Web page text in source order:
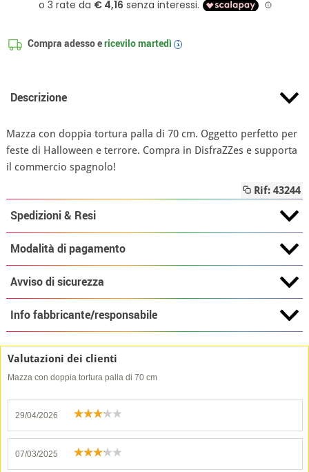
Compra adesso ericevilomartedì i
Descrizione
Mazza con doppia tortura palla di 70 cm. Oggetto perfetto per
feste di Halloween e terrore. Compra in DisfraZZes e supporta
il commercio spagnolo!
Rif: 43244
Spedizioni & Resi
Modalità di pagamento
Avviso di sicurezza
Info fabbricante/responsabile
Valutazioni dei clienti
Mazza con doppia tortura palla di 70 cm
29/04/2026
07/03/2025